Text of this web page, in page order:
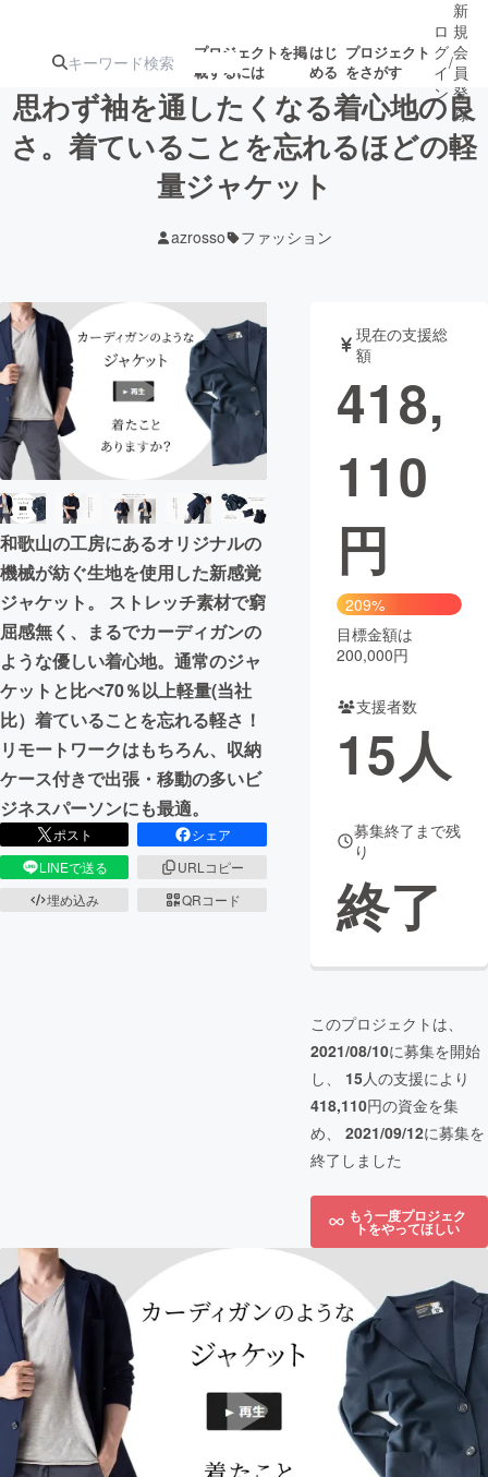
プロジェクトを掲
載するには
はじ
める
プロジェクト
をさがす
注目の新着プロ募集終了が近いプ
テクノロジー・ガジェット
書籍・雑誌
ビジネス・起業 チャレンジ
まちづくり・地域活性化
CAMPFIRE for Social Good CAMPFIRE Creation
CAMPFIREふるさと納税machi-ya コミュニティ
ロ
グ
イ
ン
/
新
規
会
員
登
録
思わず袖を通したくなる着心地の良
さ。着ていることを忘れるほどの軽
量ジャケット
azrosso ファッション
和歌山の工房にあるオリジナルの
機械が紡ぐ生地を使用した新感覚
ジャケット。 ストレッチ素材で窮
屈感無く、まるでカーディガンの
ような優しい着心地。通常のジャ
ケットと比べ70％以上軽量(当社
比）着ていることを忘れる軽さ！
リモートワークはもちろん、収納
ケース付きで出張・移動の多いビ
ジネスパーソンにも最適。
ポスト
シェア
LINEで送る
URLコピー
埋め込み
QRコード
現在の支援総
額
418,
110
円
209%
目標金額は
200,000円
支援者数
15人
募集終了まで残
り
終了
このプロジェクトは、
2021/08/10に募集を開始
し、 15人の支援により
418,110円の資金を集
め、 2021/09/12に募集を
終了しました
もう一度プロジェク
トをやってほしい